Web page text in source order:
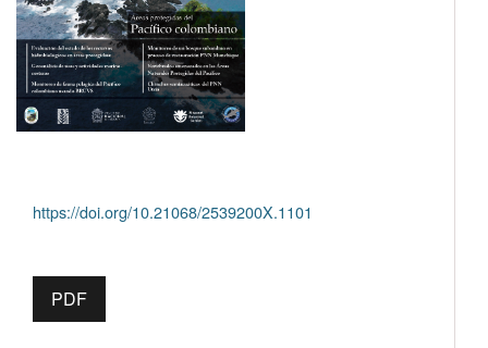
https://doi.org/10.21068/2539200X.1101
PDF